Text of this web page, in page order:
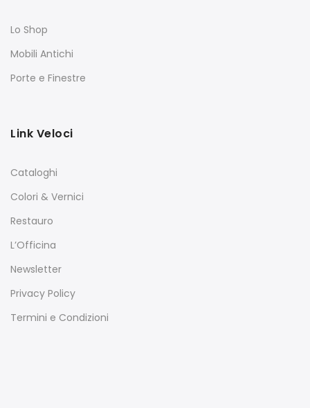
Lo Shop
Mobili Antichi
Porte e Finestre
Link Veloci
Cataloghi
Colori & Vernici
Restauro
L’Officina
Newsletter
Privacy Policy
Termini e Condizioni